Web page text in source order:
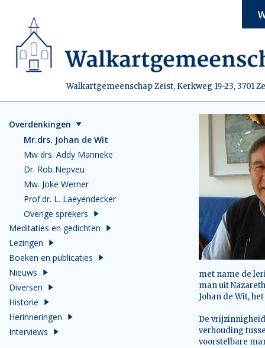
Walkartgemeenschap Zeist, Kerkweg 19-23, 3701
Overdenkingen
Mr.drs. Johan de Wit
Mw drs. Addy Manneke
Dr. Rob Nepveu
Mw. Joke Werner
Prof.dr. L. Laeyendecker
Overige sprekers
Meditaties en gedichten
Lezingen
Boeken en publicaties
Nieuws
Diversen
Historie
Herinneringen
Interviews
met name de
man uit
Johan de Wit,
De
verhouding
voorstelbare